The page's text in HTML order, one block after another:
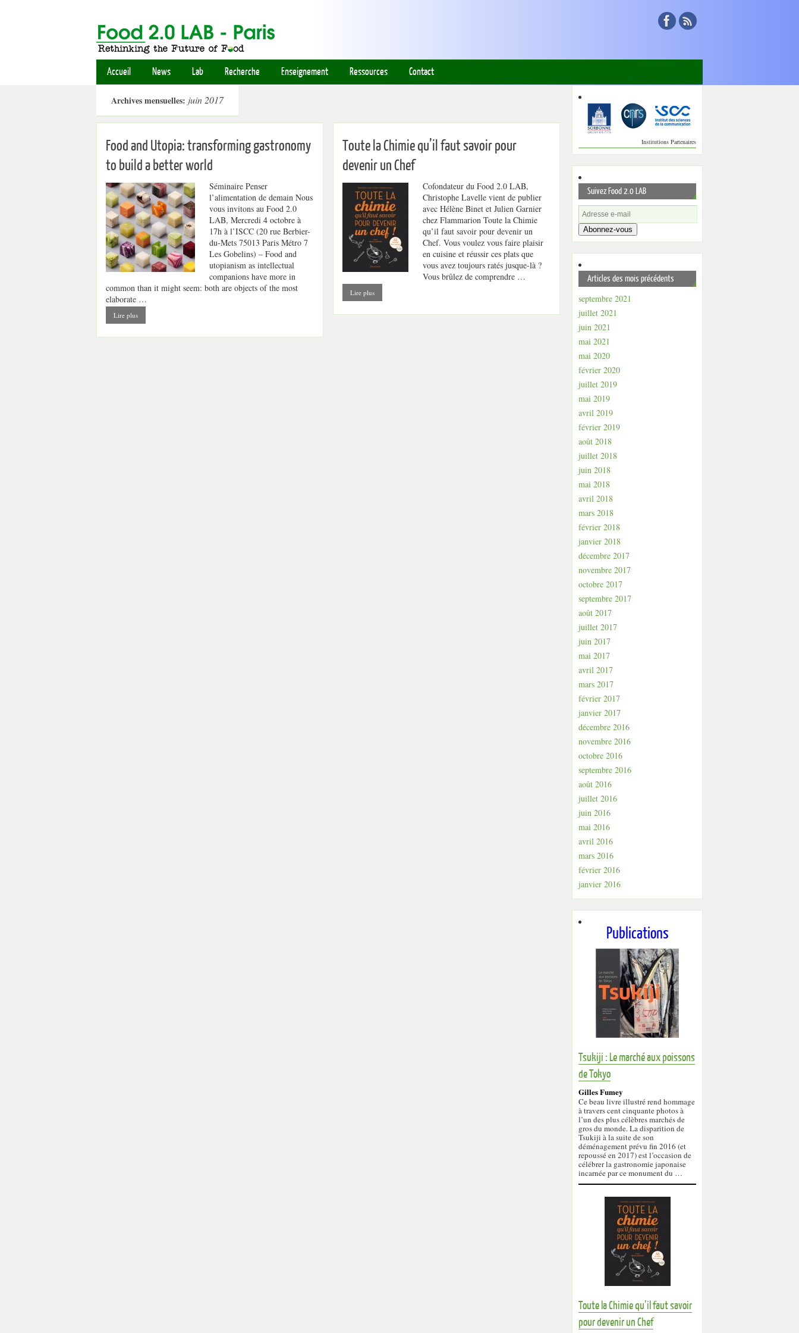
Accueil News Lab Recherche Enseignement Ressources Contact
Archives mensuelles: juin 2017
Food and Utopia: transforming gastronomy
to build a better world
Séminaire Penser
l’alimentation de demain Nous
vous invitons au Food 2.0
LAB, Mercredi 4 octobre à
17h à l’ISCC (20 rue Berbier-
du-Mets 75013 Paris Métro 7
Les Gobelins) – Food and
utopianism as intellectual
companions have more in
common than it might seem: both are objects of the most
elaborate …
Lire plus
Toute la Chimie qu’il faut savoir pour
devenir un Chef
Cofondateur du Food 2.0 LAB,
Christophe Lavelle vient de publier
avec Hélène Binet et Julien Garnier
chez Flammarion Toute la Chimie
qu’il faut savoir pour devenir un
Chef. Vous voulez vous faire plaisir
en cuisine et réussir ces plats que
vous avez toujours ratés jusque-là ?
Vous brûlez de comprendre …
Lire plus
Institutions Partenaires
Suivez Food 2.0 LAB
Abonnez-vous
Articles des mois précédents
septembre 2021
juillet 2021
juin 2021
mai 2021
mai 2020
février 2020
juillet 2019
mai 2019
avril 2019
février 2019
août 2018
juillet 2018
juin 2018
mai 2018
avril 2018
mars 2018
février 2018
janvier 2018
décembre 2017
novembre 2017
octobre 2017
septembre 2017
août 2017
juillet 2017
juin 2017
mai 2017
avril 2017
mars 2017
février 2017
janvier 2017
décembre 2016
novembre 2016
octobre 2016
septembre 2016
août 2016
juillet 2016
juin 2016
mai 2016
avril 2016
mars 2016
février 2016
janvier 2016
Publications
Tsukiji : Le marché aux poissons
de Tokyo
Gilles Fumey
Ce beau livre illustré rend hommage
à travers cent cinquante photos à
l’un des plus célèbres marchés de
gros du monde. La disparition de
Tsukiji à la suite de son
déménagement prévu fin 2016 (et
repoussé en 2017) est l’occasion de
célébrer la gastronomie japonaise
incarnée par ce monument du …
Toute la Chimie qu’il faut savoir
pour devenir un Chef